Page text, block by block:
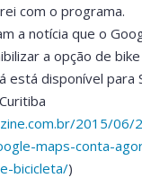
com o programa.
a notícia que o
a opção de
está disponível para
2015/06/
maps-conta-
bicicleta/)